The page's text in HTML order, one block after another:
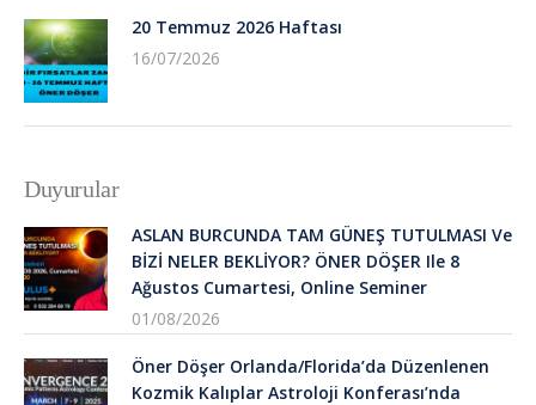
20 Temmuz 2026 Haftası
16/07/2026
Duyurular
ASLAN BURCUNDA TAM GÜNEŞ TUTULMASI Ve
BİZİ NELER BEKLİYOR? ÖNER DÖŞER Ile 8
Ağustos Cumartesi, Online Seminer
01/08/2026
Öner Döşer Orlanda/Florida’da Düzenlenen
Kozmik Kalıplar Astroloji Konferası’nda